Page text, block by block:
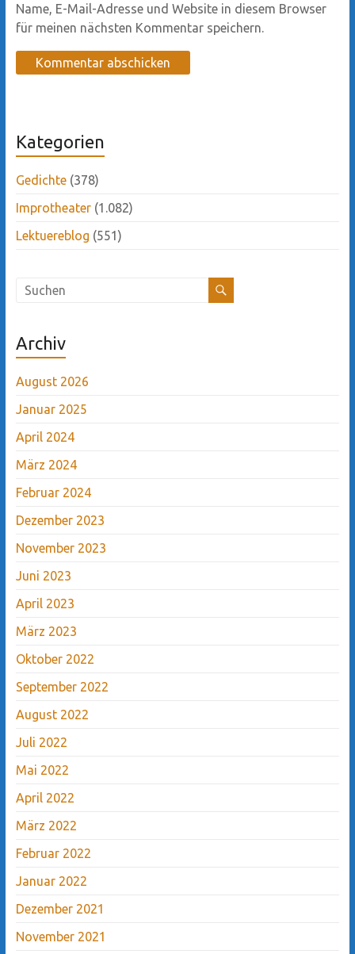
Name, E-Mail-Adresse und Website in diesem Browser
für meinen nächsten Kommentar speichern.
Kategorien
Gedichte(378)
Improtheater(1.082)
Lektuereblog (551)
Archiv
August 2026
Januar 2025
April 2024
März 2024
Februar 2024
Dezember 2023
November 2023
Juni 2023
April 2023
März 2023
Oktober 2022
September 2022
August 2022
Juli 2022
Mai 2022
April 2022
März 2022
Februar 2022
Januar 2022
Dezember 2021
November 2021